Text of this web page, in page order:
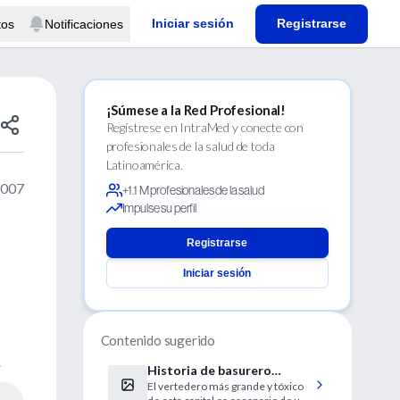
Notificaciones Iniciar sesión Registrarse
¡Súmese a la Red Profesional!
Regístrese en IntraMed y conecte con
profesionales de la salud de toda
Latinoamérica.
+1.1 M profesionales de la salud
Impulse su perfil
Registrarse
Iniciar sesión
Contenido sugerido
Historia de basurero
compite por Oscar
El vertedero más grande y tóxico